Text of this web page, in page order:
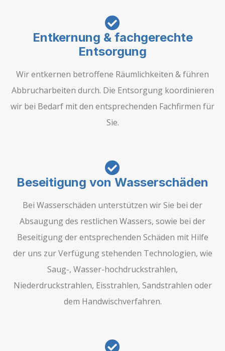
Entkernung & fachgerechte
Entsorgung
Wir entkernen betroffene Räumlichkeiten & führen
Abbrucharbeiten durch. Die Entsorgung koordinieren
wir bei Bedarf mit den entsprechenden Fachfirmen für
Sie.
Beseitigung von Wasserschäden
Bei Wasserschäden unterstützen wir Sie bei der
Absaugung des restlichen Wassers, sowie bei der
Beseitigung der entsprechenden Schäden mit Hilfe
der uns zur Verfügung stehenden Technologien, wie
Saug-, Wasser-hochdruckstrahlen,
Niederdruckstrahlen, Eisstrahlen, Sandstrahlen oder
dem Handwischverfahren.